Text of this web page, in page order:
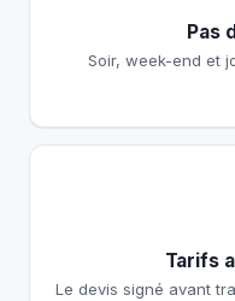
Pas
Soir, week-end et
Tarifs
Le devis signé avant